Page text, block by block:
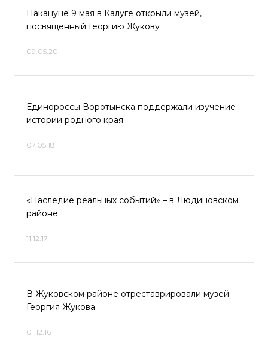
Накануне 9 мая в Калуге открыли музей,
посвящённый Георгию Жукову
09.05.20
Единороссы Воротынска поддержали изучение
истории родного края
07.05.18
«Наследие реальных событий» – в Людиновском
районе
11.12.17
В Жуковском районе отреставрировали музей
Георгия Жукова
01.12.16